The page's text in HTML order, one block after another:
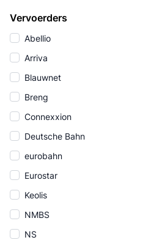
Vervoerders
Abellio
Arriva
Blauwnet
Breng
Connexxion
Deutsche Bahn
eurobahn
Eurostar
Keolis
NMBS
NS